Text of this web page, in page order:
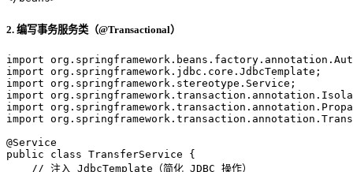
2. 编写事务服务类（@Transactional）
import
import
import
import
import
import
@Service
public
class TransferService {
// 注入 JdbcTemplate（简化 JDBC 操作）